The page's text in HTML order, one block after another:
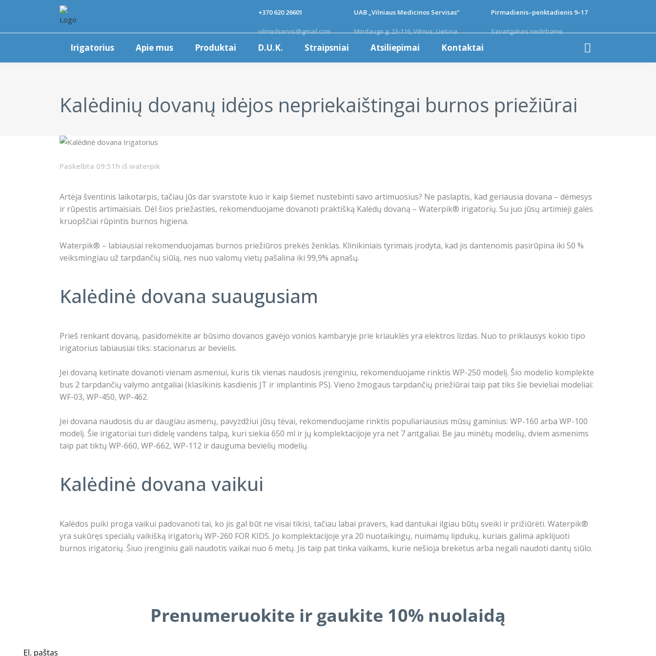
+370 620 26601
vilmedservis@gmail.com
UAB „Vilniaus Medicinos Servisas“
Mindaugo g. 23-116, Vilnius, Lietuva
Pirmadienis–penktadienis 9–17
Savaitgaliais nedirbame
Irigatorius Apie mus Produktai D.U.K. Straipsniai Atsiliepimai Kontaktai
Kalėdinių dovanų idėjos nepriekaištingai burnos priežiūrai
Paskelbta 09:51h iš waterpik
Artėja šventinis laikotarpis, tačiau jūs dar svarstote kuo ir kaip šiemet nustebinti savo artimuosius? Ne paslaptis, kad geriausia dovana – dėmesys
ir rūpestis artimaisiais. Dėl šios priežasties, rekomenduojame dovanoti praktišką Kalėdų dovaną – Waterpik® irigatorių. Su juo jūsų artimieji galės
kruopščiai rūpintis burnos higiena.
Waterpik® – labiausiai rekomenduojamas burnos priežiūros prekės ženklas. Klinikiniais tyrimais įrodyta, kad jis dantenomis pasirūpina iki 50 %
veiksmingiau už tarpdančių siūlą, nes nuo valomų vietų pašalina iki 99,9% apnašų.
Kalėdinė dovana suaugusiam
Prieš renkant dovaną, pasidomėkite ar būsimo dovanos gavėjo vonios kambaryje prie kriauklės yra elektros lizdas. Nuo to priklausys kokio tipo
irigatorius labiausiai tiks: stacionarus ar bevielis.
Jei dovaną ketinate dovanoti vienam asmeniui, kuris tik vienas naudosis įrenginiu, rekomenduojame rinktis WP-250 modelį. Šio modelio komplekte
bus 2 tarpdančių valymo antgaliai (klasikinis kasdienis JT ir implantinis PS). Vieno žmogaus tarpdančių priežiūrai taip pat tiks šie bevieliai modeliai:
WF-03, WP-450, WP-462.
Jei dovana naudosis du ar daugiau asmenų, pavyzdžiui jūsų tėvai, rekomenduojame rinktis populiariausius mūsų gaminius: WP-160 arba WP-100
modelį. Šie irigatoriai turi didelę vandens talpą, kuri siekia 650 ml ir jų komplektacijoje yra net 7 antgaliai. Be jau minėtų modelių, dviem asmenims
taip pat tiktų WP-660, WP-662, WP-112 ir dauguma bevielių modelių.
Kalėdinė dovana vaikui
Kalėdos puiki proga vaikui padovanoti tai, ko jis gal būt ne visai tikisi, tačiau labai pravers, kad dantukai ilgiau būtų sveiki ir prižiūrėti. Waterpik®
yra sukūręs specialų vaikišką irigatorių WP-260 FOR KIDS. Jo komplektacijoje yra 20 nuotaikingų, nuimamų lipdukų, kuriais galima apklijuoti
burnos irigatorių. Šiuo įrenginiu gali naudotis vaikai nuo 6 metų. Jis taip pat tinka vaikams, kurie nešioja breketus arba negali naudoti dantų siūlo.
Prenumeruokite ir gaukite 10% nuolaidą